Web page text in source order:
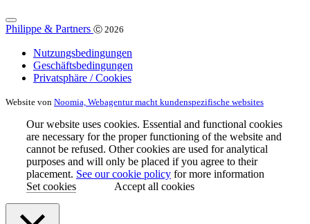
Philippe & Partners Ⓒ 2026
Nutzungsbedingungen
Geschäftsbedingungen
Privatsphäre / Cookies
Website von Noomia, Webagentur macht kundenspezifische websites
Our website uses cookies. Essential and functional cookies
are necessary for the proper functioning of the website and
cannot be refused. Other cookies are used for analytical
purposes and will only be placed if you agree to their
placement. See our cookie policy for more information
Set cookies
Accept all cookies